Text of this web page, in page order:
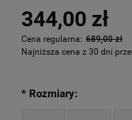
344,00 zł
Cena regularna: 689,00 zł
Najniższa cena z 30 dni
* Rozmiary: